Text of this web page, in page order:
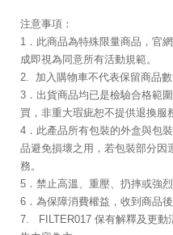
注意事項：
1．此商品為特殊限量商品，官
成即視為同意所有活動規範。
2. 加入購物車不代表保留商品數
3．出貨商品均已是檢驗合格範
買，非重大瑕疵恕不提供退換服
4．此產品所有包裝的外盒與包
品避免損壞之用，若包裝部分因
務。
5．禁止高溫、重壓、扔摔或強
6．為保障消費權益，收到商品
7. FILTER017 保有解釋及更動